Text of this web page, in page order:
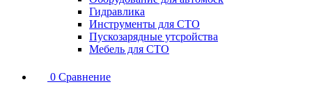
Гидравлика
Инструменты для СТО
Пускозарядные утсройства
Мебель для СТО
0 Сравнение